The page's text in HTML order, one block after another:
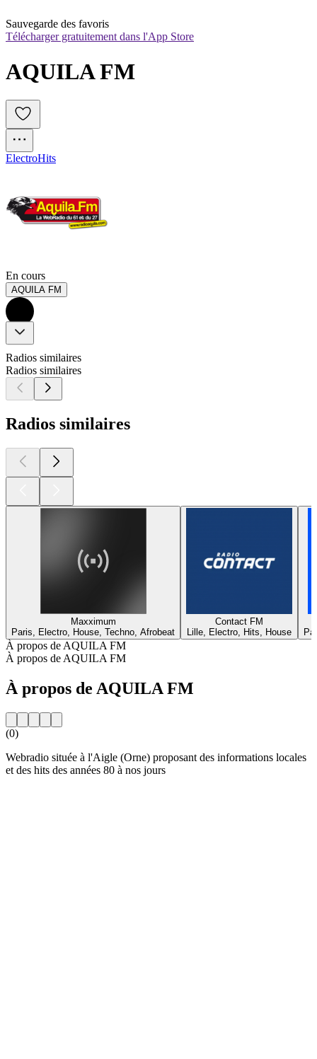
Sauvegarde des favoris
Télécharger gratuitement dans l'App Store
AQUILA FM
ElectroHits
En cours
AQUILA FM
Radios similaires
Radios similaires
Radios similaires
Maxximum
Paris, Electro, House, Techno, Afrobeat
Contact FM
Lille, Electro, Hits, House
À propos de AQUILA FM
À propos de AQUILA FM
À propos de AQUILA FM
(0)
Webradio située à l'Aigle (Orne) proposant des informations locales
et des hits des années 80 à nos jours